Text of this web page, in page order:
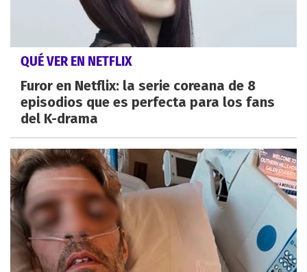
QUÉ VER EN NETFLIX
Furor en Netflix: la serie coreana de 8
episodios que es perfecta para los fans
del K-drama